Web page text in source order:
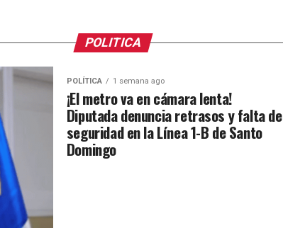
POLITICA
POLÍTICA 1 semana ago
¡El metro va en cámara lenta!
Diputada denuncia retrasos y falta de
seguridad en la Línea 1-B de Santo
Domingo